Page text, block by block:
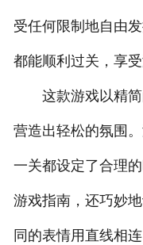
受任何限制地自由
都能顺利过关，享受
这款游戏以精简
营造出轻松的氛围
一关都设定了合理
游戏指南，还巧妙
同的表情用直线相